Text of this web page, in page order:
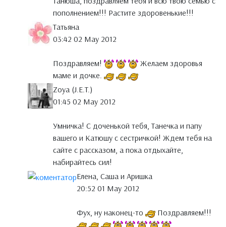
пополнением!!! Растите здоровенькие!!!
Татьяна
03:42 02 May 2012
Поздравляем!
Желаем здоровья
маме и дочке.
Zoya (J.E.T.)
01:45 02 May 2012
Умничка! С доченькой тебя, Танечка и папу
вашего и Катюшу с сестричкой! Ждем тебя на
сайте с рассказом, а пока отдыхайте,
набирайтесь сил!
Елена, Саша и Аришка
20:52 01 May 2012
Фух, ну наконец-то Поздравляем!!!